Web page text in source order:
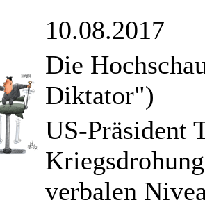
10.08.2017
Die
Diktator")
US-Präsident
verbalen